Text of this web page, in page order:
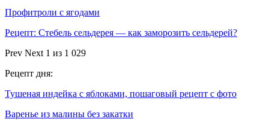
Профитроли с ягодами
Рецепт: Стебель сельдерея — как заморозить сельдерей?
Prev Next 1 из 1 029
Рецепт дня:
Тушеная индейка с яблоками, пошаговый рецепт с фото
Варенье из малины без закатки